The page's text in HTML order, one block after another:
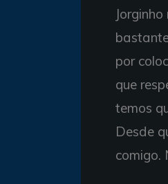
por
que
temos
Desde
comigo.